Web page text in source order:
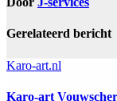
Gerelateerd bericht
Karo-art.nl
Karo-art